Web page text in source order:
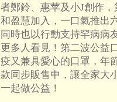
者鄭鈴、惠苹及小J創作
和盈慧加入，一口氣推出
同時也以行動支持罕病病
更多人看見！第二波公益
疫又兼具愛心的口罩，年
款同步販售中，讓全家大
一起做公益！